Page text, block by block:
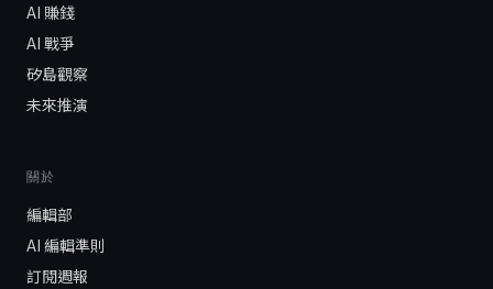
AI 賺錢
AI 戰爭
矽島觀察
未來推演
關於
編輯部
AI 編輯準則
訂閱週報